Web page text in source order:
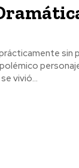
sin
vivió...